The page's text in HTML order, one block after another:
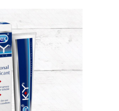
sạch, thiết
khơi dậy niềm